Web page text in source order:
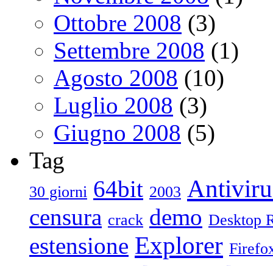
Ottobre 2008 (3)
Settembre 2008 (1)
Agosto 2008 (10)
Luglio 2008 (3)
Giugno 2008 (5)
Tag
30 giorni 64bit 2003
censura crack demo Desktop
estensione Explorer